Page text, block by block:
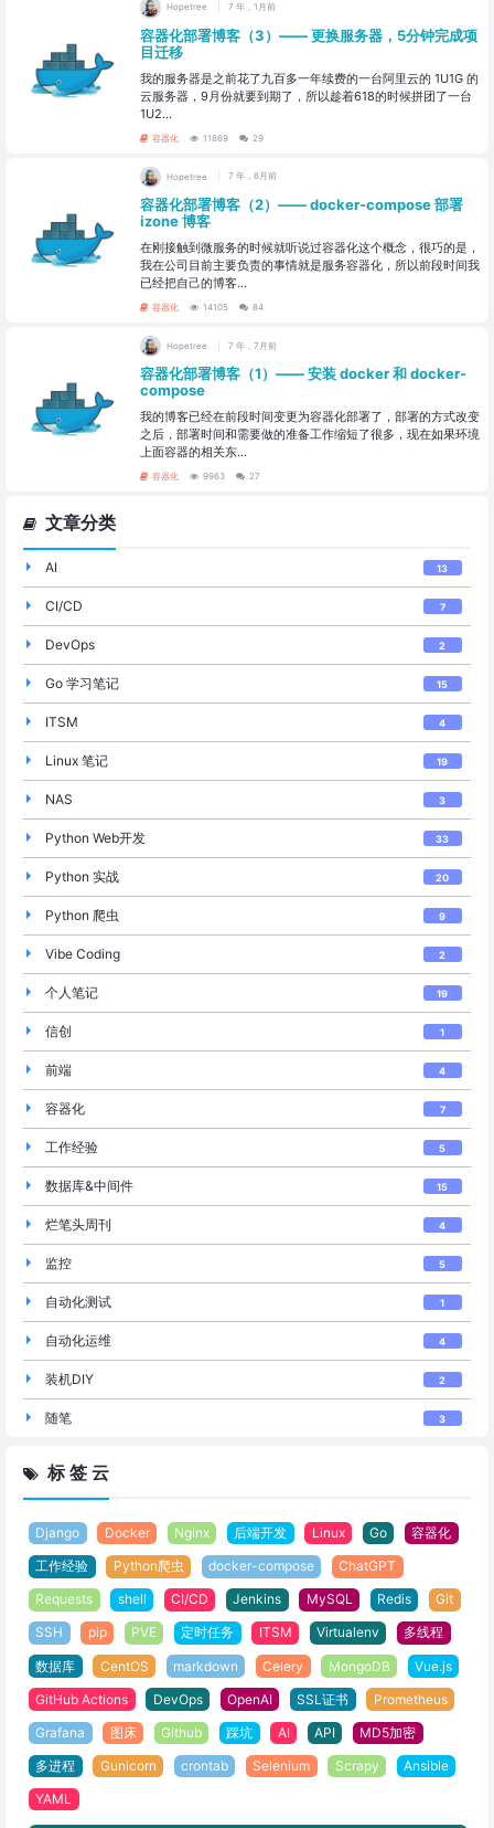
Hopetree 7 年，1月前
容器化部署博客（3）—— 更换服务器，5分钟完成项
目迁移
我的服务器是之前花了九百多一年续费的一台阿里云的 1U1G 的
云服务器，9月份就要到期了，所以趁着618的时候拼团了一台
1U2...
容器化 11869 29
Hopetree 7 年，6月前
容器化部署博客（2）—— docker-compose 部署
izone 博客
在刚接触到微服务的时候就听说过容器化这个概念，很巧的是，
我在公司目前主要负责的事情就是服务容器化，所以前段时间我
已经把自己的博客...
容器化 14105 84
Hopetree 7 年，7月前
容器化部署博客（1）—— 安装 docker 和 docker-
compose
我的博客已经在前段时间变更为容器化部署了，部署的方式改变
之后，部署时间和需要做的准备工作缩短了很多，现在如果环境
上面容器的相关东...
容器化 9963 27
文章分类
AI 13
CI/CD 7
DevOps 2
Go 学习笔记 15
ITSM 4
Linux 笔记 19
NAS 3
Python Web开发 33
Python 实战 20
Python 爬虫 9
Vibe Coding 2
个人笔记 19
信创 1
前端 4
容器化 7
工作经验 5
数据库&中间件 15
烂笔头周刊 4
监控 5
自动化测试 1
自动化运维 4
装机DIY 2
随笔 3
标 签 云
Django Docker Nginx 后端开发 Linux Go 容器化
工作经验 Python爬虫 docker-compose ChatGPT
Requests shell CI/CD Jenkins MySQL Redis Git
SSH pip PVE 定时任务 ITSM Virtualenv 多线程
数据库 CentOS markdown Celery MongoDB Vue.js
GitHub Actions DevOps OpenAI SSL证书 Prometheus
Grafana 图床 Github 踩坑 AI API MD5加密
多进程 Gunicorn crontab Selenium Scrapy Ansible
YAML